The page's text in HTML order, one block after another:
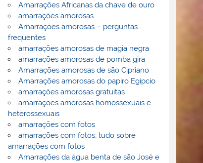
Amarrações Africanas da chave de ouro
amarrações amorosas
Amarrações amorosas – perguntas
frequentes
amarrações amorosas de magia negra
amarrações amorosas de pomba gira
Amarrações amorosas de são Cipriano
Amarrações amorosas do papiro Egipcio
amarrações amorosas gratuitas
amarrações amorosas homossexuais e
heterossexuais
amarrações com fotos
amarrações com fotos, tudo sobre
amarrações com fotos
Amarrações da água benta de são José e